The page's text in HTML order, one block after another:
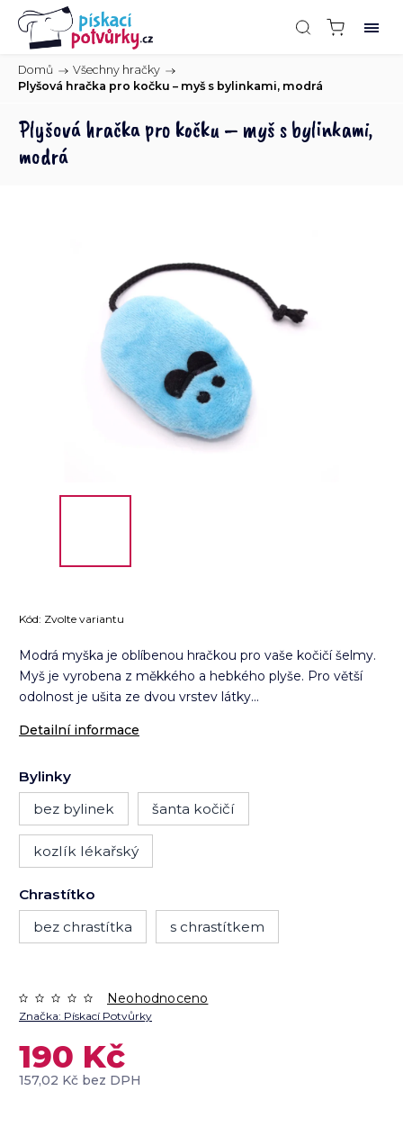
Domů / Všechny hračky /
Plyšová hračka pro kočku – myš s bylinkami, modrá
Plyšová hračka pro kočku – myš s bylinkami,
modrá
Kód: Zvolte variantu
Modrá myška je oblíbenou hračkou pro vaše kočičí šelmy.
Myš je vyrobena z měkkého a hebkého plyše. Pro větší
odolnost je ušita ze dvou vrstev látky...
Detailní informace
Bylinky
bez bylinek
šanta kočičí
kozlík lékařský
Chrastítko
bez chrastítka
s chrastítkem
Značka: Pískací Potvůrky
Neohodnoceno
190 Kč
157,02 Kč bez DPH